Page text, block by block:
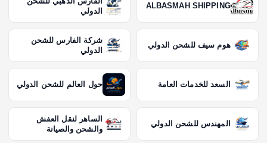
ALBASMAH SHIPPING
الدولي
هوم سيف للشحن الدولي
شركة الفارس للشحن
الدولي
السعد للخدمات العامة حول العالم للشحن الدولي
المهندس للشحن الدولي
الساهر لنقل العفش
والشحن والصيانة